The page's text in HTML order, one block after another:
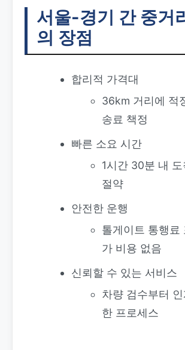
서울-경기 간 중거
의 장점
합리적 가격대
36km 거리에 적
송료 책정
빠른 소요 시간
1시간 30분 내
절약
안전한 운행
톨게이트 통행료
가 비용 없음
신뢰할 수 있는 서비스
차량 검수부터
한 프로세스